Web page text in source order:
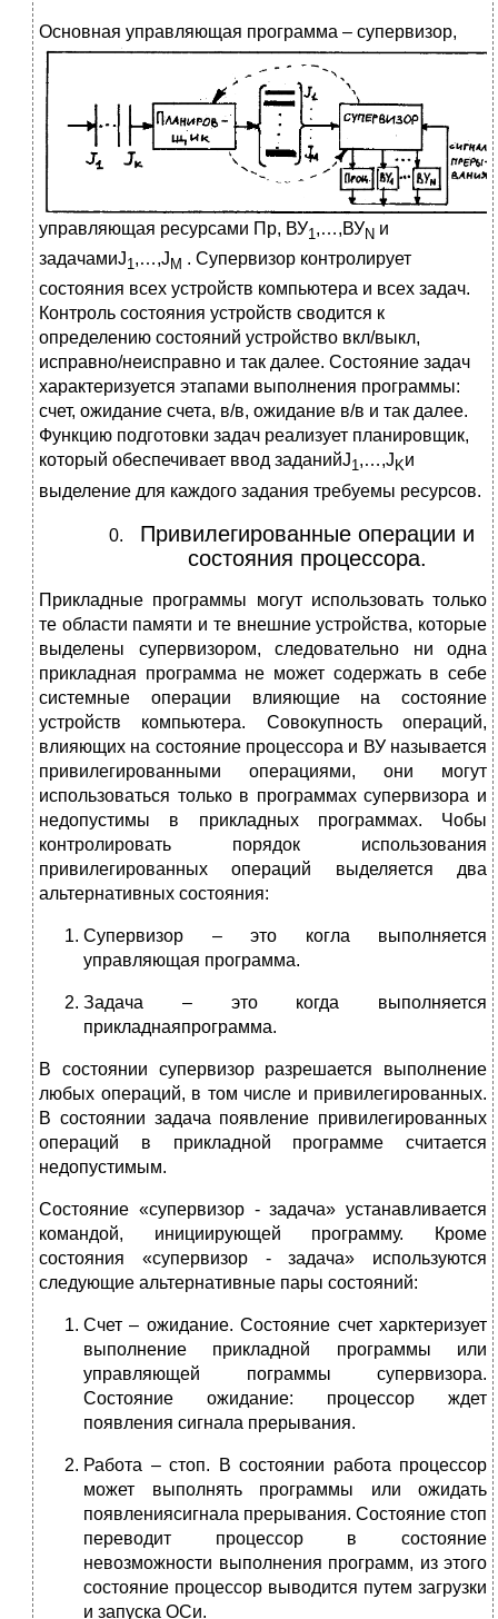
Основная управляющая программа – супервизор,
управляющая ресурсами Пр, ВУ1,…,ВУN и
задачамиJ1,…,J M . Супервизор контролирует
состояния всех устройств компьютера и всех задач.
Контроль состояния устройств сводится к
определению состояний устройство вкл/выкл,
исправно/неисправно и так далее. Состояние задач
характеризуется этапами выполнения программы:
счет, ожидание счета, в/в, ожидание в/в и так далее.
Функцию подготовки задач реализует планировщик,
который обеспечивает ввод заданийJ1,…,J Kи
выделение для каждого задания требуемы ресурсов.
Привилегированные операции и
состояния процессора.
Прикладные программы могут использовать только
те области памяти и те внешние устройства, которые
выделены супервизором, следовательно ни одна
прикладная программа не может содержать в себе
системные операции влияющие на состояние
устройств компьютера. Совокупность операций,
влияющих на состояние процессора и ВУ называется
привилегированными операциями, они могут
использоваться только в программах супервизора и
недопустимы в прикладных программах. Чобы
контролировать порядок использования
привилегированных операций выделяется два
альтернативных состояния:
Супервизор – это когла выполняется
управляющая программа.
Задача – это когда выполняется
прикладнаяпрограмма.
В состоянии супервизор разрешается выполнение
любых операций, в том числе и привилегированных.
В состоянии задача появление привилегированных
операций в прикладной программе считается
недопустимым.
Состояние «супервизор - задача» устанавливается
командой, инициирующей программу. Кроме
состояния «супервизор - задача» используются
следующие альтернативные пары состояний:
Счет – ожидание. Состояние счет харктеризует
выполнение прикладной программы или
управляющей пограммы супервизора.
Состояние ожидание: процессор ждет
появления сигнала прерывания.
Работа – стоп. В состоянии работа процессор
может выполнять программы или ожидать
появлениясигнала прерывания. Состояние стоп
переводит процессор в состояние
невозможности выполнения программ, из этого
состояние процессор выводится путем загрузки
и запуска ОСи.